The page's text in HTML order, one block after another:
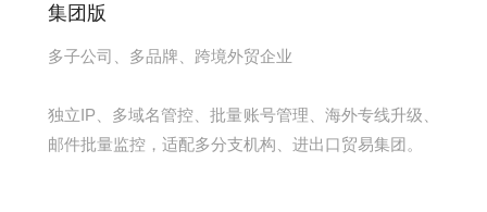
集团版
多子公司、多品牌、跨境外贸企业
独立IP、多域名管控、批量账号管理、海外专线升级、
邮件批量监控，适配多分支机构、进出口贸易集团。